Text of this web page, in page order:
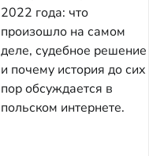
2022 года: что
произошло на самом
деле, судебное решение
и почему история до сих
пор обсуждается в
польском интернете.